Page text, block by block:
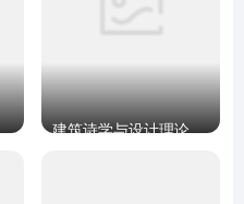
建筑诗学与设计理论